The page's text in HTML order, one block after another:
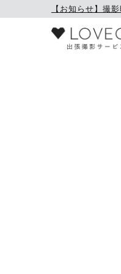
【お知らせ】撮